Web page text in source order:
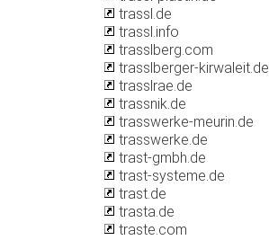
trassl.de
trassl.info
trasslberg.com
trasslberger-kirwaleit.de
trasslrae.de
trassnik.de
trasswerke-meurin.de
trasswerke.de
trast-gmbh.de
trast-systeme.de
trast.de
trasta.de
traste.com